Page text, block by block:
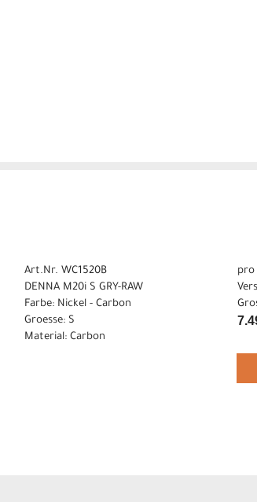
Art.Nr. WC1520B
DENNA M20i S GRY-RAW
Farbe: Nickel - Carbon
Groesse: S
Material: Carbon
pro